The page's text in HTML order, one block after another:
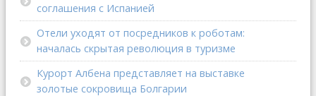
соглашения с Испанией
Отели уходят от посредников к роботам:
началась скрытая революция в туризме
Курорт Албена представляет на выставке
золотые сокровища Болгарии